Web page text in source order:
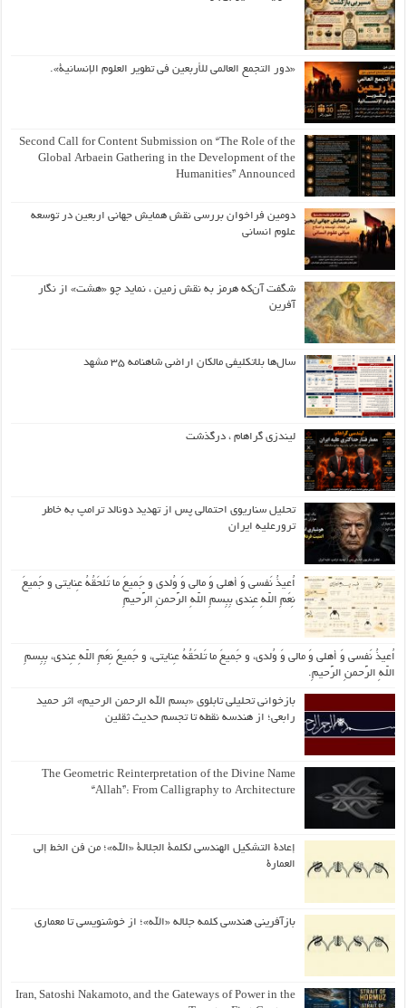
«دور التجمع العالمي للأربعين في تطوير العلوم الإنسانية».
Second Call for Content Submission on “The Role of the
Global Arbaein Gathering in the Development of the
Humanities” Announced
دومین فراخوان بررسی نقش همایش جهانی اربعین در توسعه
علوم انسانی
شگفت آن‌که هرمز به نقش زمین ، نماید چو «هشت» از نگار
آفرین
سال‌ها بلاتکلیفی مالکان اراضی شاهنامه ۳۵ مشهد
لیندزی گراهام ، درگذشت
تحلیل سناریوی احتمالی پس از تهدید دونالد ترامپ به خاطر
ترورعلیه ایران
اُعیذُ نَفسی وَ أهلی وَ مالی وَ وُلدی و جَمیعَ ما تَلحَقُهُ عِنایتی و جَمیعَ
نِعَمِ اللّهِ عِندی بِبِسمِ اللّهِ الرَّحمنِ الرَّحیمِ
اُعیذُ نَفسی وَ أهلی وَ مالی وَ وُلدی، و جَمیعَ ما تَلحَقُهُ عِنایتی، و جَمیعَ نِعَمِ اللّهِ عِندی، بِبِسمِ
اللّهِ الرَّحمنِ الرَّحیمِ.
بازخوانی تحلیلی تابلوی «بسم الله الرحمن الرحیم» اثر حمید
رابعی؛ از هندسه نقطه تا تجسم حدیث ثقلین
The Geometric Reinterpretation of the Divine Name
“Allah”: From Calligraphy to Architecture
إعادة التشكيل الهندسي لكلمة الجلالة «الله»؛ من فن الخط إلى
العمارة
بازآفرینی هندسی کلمه جلاله «الله»؛ از خوشنویسی تا معماری
Iran, Satoshi Nakamoto, and the Gateways of Power in the